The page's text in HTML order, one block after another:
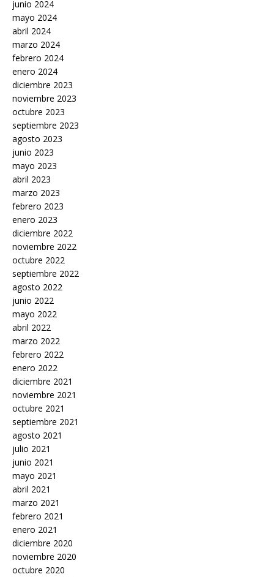
junio 2024
mayo 2024
abril 2024
marzo 2024
febrero 2024
enero 2024
diciembre 2023
noviembre 2023
octubre 2023
septiembre 2023
agosto 2023
junio 2023
mayo 2023
abril 2023
marzo 2023
febrero 2023
enero 2023
diciembre 2022
noviembre 2022
octubre 2022
septiembre 2022
agosto 2022
junio 2022
mayo 2022
abril 2022
marzo 2022
febrero 2022
enero 2022
diciembre 2021
noviembre 2021
octubre 2021
septiembre 2021
agosto 2021
julio 2021
junio 2021
mayo 2021
abril 2021
marzo 2021
febrero 2021
enero 2021
diciembre 2020
noviembre 2020
octubre 2020